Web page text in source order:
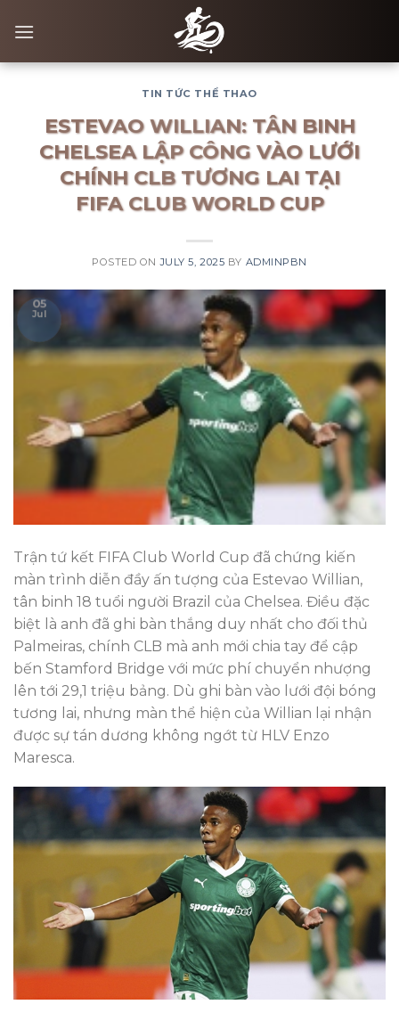
TIN TỨC THỂ THAO
ESTEVAO WILLIAN: TÂN BINH
CHELSEA LẬP CÔNG VÀO LƯỚI
CHÍNH CLB TƯƠNG LAI TẠI
FIFA CLUB WORLD CUP
POSTED ONJULY 5, 2025 BY ADMINPBN
05
Jul
Trận tứ kết FIFA Club World Cup đã chứng kiến
màn trình diễn đầy ấn tượng của Estevao Willian,
tân binh 18 tuổi người Brazil của Chelsea. Điều đặc
biệt là anh đã ghi bàn thắng duy nhất cho đối thủ
Palmeiras, chính CLB mà anh mới chia tay để cập
bến Stamford Bridge với mức phí chuyển nhượng
lên tới 29,1 triệu bảng. Dù ghi bàn vào lưới đội bóng
tương lai, nhưng màn thể hiện của Willian lại nhận
được sự tán dương không ngớt từ HLV Enzo
Maresca.